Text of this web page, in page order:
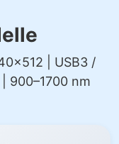
| USB3 /
900–1700 nm